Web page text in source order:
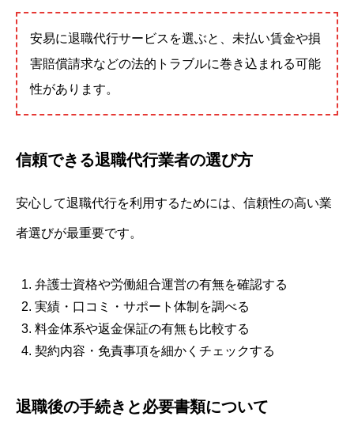
安易に退職代行サービスを選ぶと、未払い賃金や損
害賠償請求などの法的トラブルに巻き込まれる可能
性があります。
信頼できる退職代行業者の選び方
安心して退職代行を利用するためには、信頼性の高い業
者選びが最重要です。
弁護士資格や労働組合運営の有無を確認する
実績・口コミ・サポート体制を調べる
料金体系や返金保証の有無も比較する
契約内容・免責事項を細かくチェックする
退職後の手続きと必要書類について